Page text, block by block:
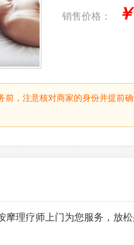
销售价格： ￥
前，注意核对商家的身份并提前
摩理疗师上门为您服务，放